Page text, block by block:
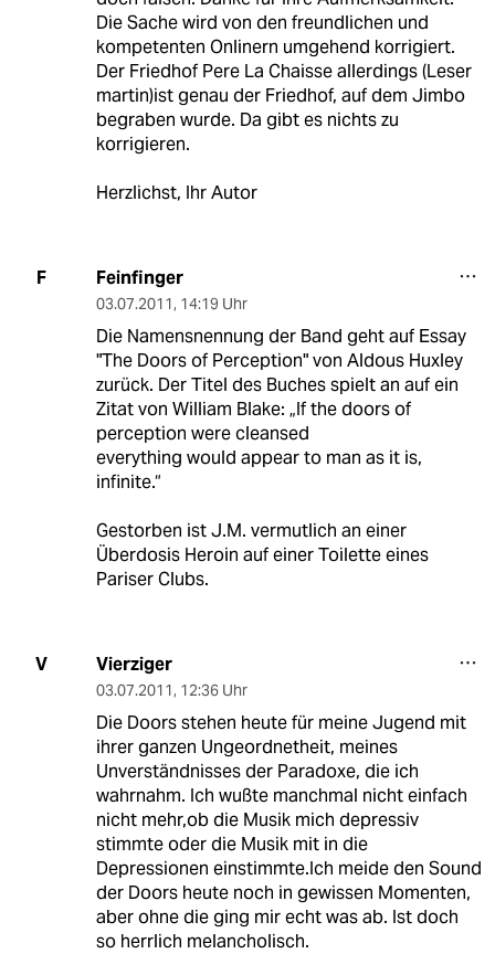
Die Sache wird von den freundlichen und
kompetenten Onlinern umgehend korrigiert.
Der Friedhof Pere La Chaisse allerdings (Leser
martin)ist genau der Friedhof, auf dem Jimbo
begraben wurde. Da gibt es nichts zu
korrigieren.
Herzlichst, Ihr Autor
F Feinfinger
03.07.2011, 14:19 Uhr
Die Namensnennung der Band geht auf Essay
"The Doors of Perception" von Aldous Huxley
zurück. Der Titel des Buches spielt an auf ein
Zitat von William Blake: „If the doors of
perception were cleansed
everything would appear to man as it is,
infinite.“
Gestorben ist J.M. vermutlich an einer
Überdosis Heroin auf einer Toilette eines
Pariser Clubs.
V Vierziger
03.07.2011, 12:36 Uhr
Die Doors stehen heute für meine Jugend mit
ihrer ganzen Ungeordnetheit, meines
Unverständnisses der Paradoxe, die ich
wahrnahm. Ich wußte manchmal nicht einfach
nicht mehr,ob die Musik mich depressiv
stimmte oder die Musik mit in die
Depressionen einstimmte.Ich meide den Sound
der Doors heute noch in gewissen Momenten,
aber ohne die ging mir echt was ab. Ist doch
so herrlich melancholisch.